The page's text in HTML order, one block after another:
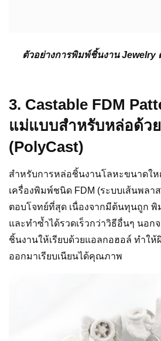
ตัวอย่างการพิมพ์ชิ้นงาน Jewelry
3. Castable FDM
แม่แบบสำหรับหล่อด้วย
(PolyCast)
สำหรับการหล่อชิ้นงานโลหะขนาดใ
เครื่องพิมพ์ชนิด FDM (ระบบเส้นพลา
ตอบโจทย์ที่สุด เนื่องจากมีต้นทุนถูก
และทำซ้ำได้รวดเร็วกว่าวิธีอื่นๆ นอก
ชิ้นงานให้เรียบด้วยแอลกอฮอล์ ทำใ
ออกมาเรียบเนียนได้คุณภาพ